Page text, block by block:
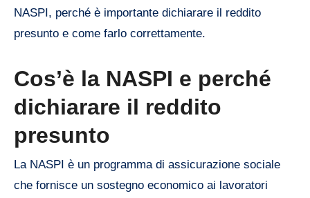
NASPI, perché è importante dichiarare il reddito
presunto e come farlo correttamente.
Cos’è la NASPI e perché
dichiarare il reddito
presunto
La NASPI è un programma di assicurazione sociale
che fornisce un sostegno economico ai lavoratori